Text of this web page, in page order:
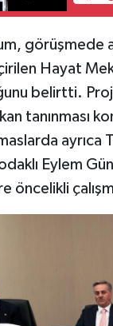
görüşmede
Hayat
belirtti.
tanınması
ayrıca
Eylem
öncelikli